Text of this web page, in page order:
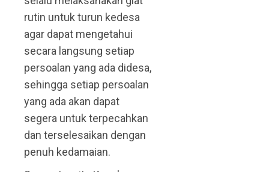
rutin untuk turun kedesa
agar dapat mengetahui
secara langsung setiap
persoalan yang ada didesa,
sehingga setiap persoalan
yang ada akan dapat
segera untuk terpecahkan
dan terselesaikan dengan
penuh kedamaian.